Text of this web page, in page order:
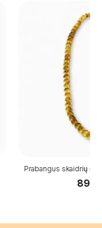
Prabangus skaidrių